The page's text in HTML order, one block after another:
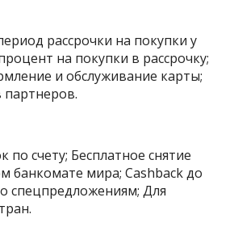
рассрочки на покупки у
на покупки в рассрочку;
и обслуживание карты;
партнеров.
по счету; Бесплатное снятие
банкомате мира; Cashback до
спецпредложениям; Для